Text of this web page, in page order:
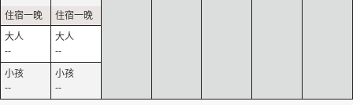
--
--
--
--